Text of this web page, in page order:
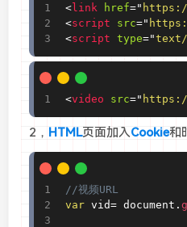
<link href="
<script src="
<script type="text/
<video src=" https://
2， HTML页面加入Cookie和
//视频URL
var vid= document .